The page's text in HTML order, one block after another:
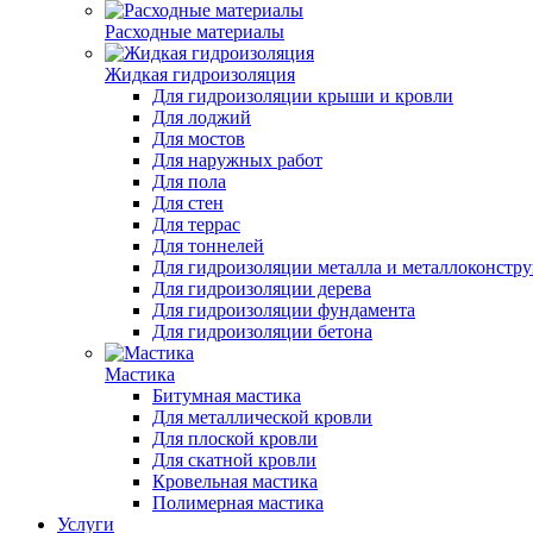
Расходные материалы
Жидкая гидроизоляция
Для гидроизоляции крыши и кровли
Для лоджий
Для мостов
Для наружных работ
Для пола
Для стен
Для террас
Для тоннелей
Для гидроизоляции металла и
Для гидроизоляции дерева
Для гидроизоляции фундамента
Для гидроизоляции бетона
Мастика
Битумная мастика
Для металлической кровли
Для плоской кровли
Для скатной кровли
Кровельная мастика
Полимерная мастика
Услуги